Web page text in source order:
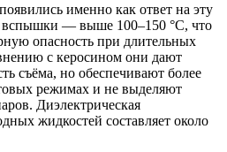
именно как ответ на эту
вспышки — выше 100–150 °C, что
опасность при длительных
с керосином они дают
съёма, но обеспечивают более
режимах и не выделяют
Диэлектрическая
жидкостей составляет около